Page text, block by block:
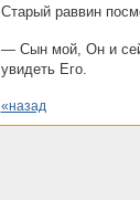
Старый раввин
— Сын мой, Он и
увидеть Его.
«назад